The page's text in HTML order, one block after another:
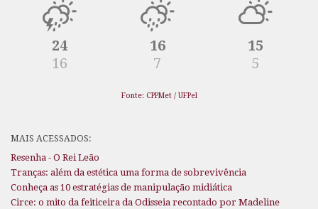
24
16
16
7
15
5
Fonte: CPPMet / UFPel
MAIS ACESSADOS:
Resenha - O Rei Leão
Tranças: além da estética uma forma de sobrevivência
Conheça as 10 estratégias de manipulação midiática
Circe: o mito da feiticeira da Odisseia recontado por Madeline